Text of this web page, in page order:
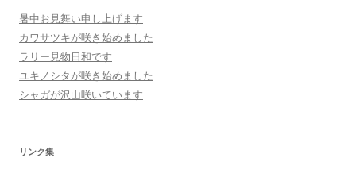
暑中お見舞い申し上げます
カワサツキが咲き始めました
ラリー見物日和です
ユキノシタが咲き始めました
シャガが沢山咲いています
リンク集